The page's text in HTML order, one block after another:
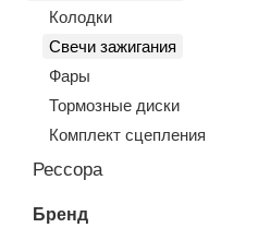
Колодки
Свечи зажигания
Фары
Тормозные диски
Комплект сцепления
Рессора
Бренд